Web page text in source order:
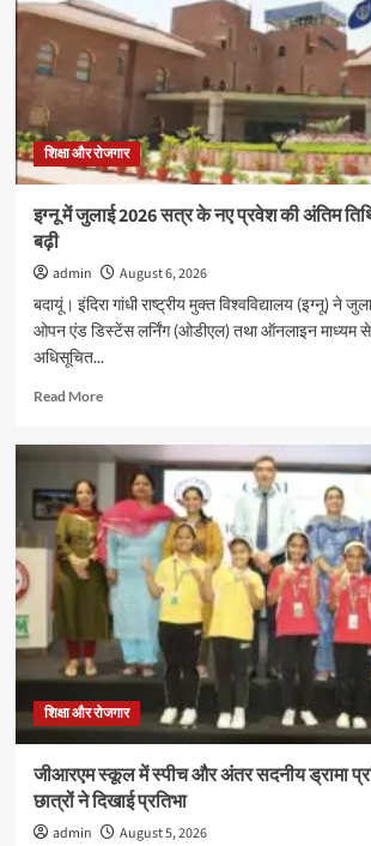
सप्ताह’
के
अवसर
हुआ,बच्चो
ने
उत्साह
शिक्षा और रोजगार
इग्नू में जुलाई 2026 सत्र के नए प्रवेश की अंतिम
बढ़ी
admin
August 6, 2026
बदायूं। इंदिरा गांधी राष्ट्रीय मुक्त विश्वविद्यालय (इग्नू) ने
ओपन एंड डिस्टेंस लर्निंग (ओडीएल) तथा ऑनलाइन माध्यम
अधिसूचित...
Read MoreRead
इग्नू
जुलाई
2026
सत्र
के
नए
प्रवेश
की
अंतिम
तिथि
16
अगस्त
बढ़ी
शिक्षा और रोजगार
जीआरएम स्कूल में स्पीच और अंतर सदनीय ड्रामा
छात्रों ने दिखाई प्रतिभा
admin
August 5, 2026